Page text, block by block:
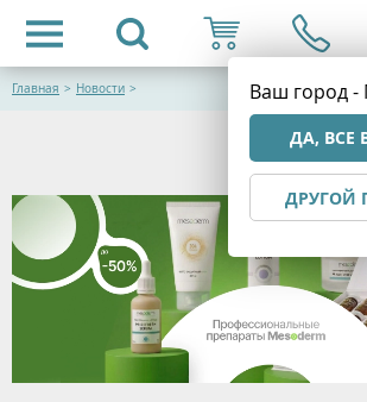
Ваш город -
ДА, ВСЕ
ДРУГОЙ
Главная > Новости >